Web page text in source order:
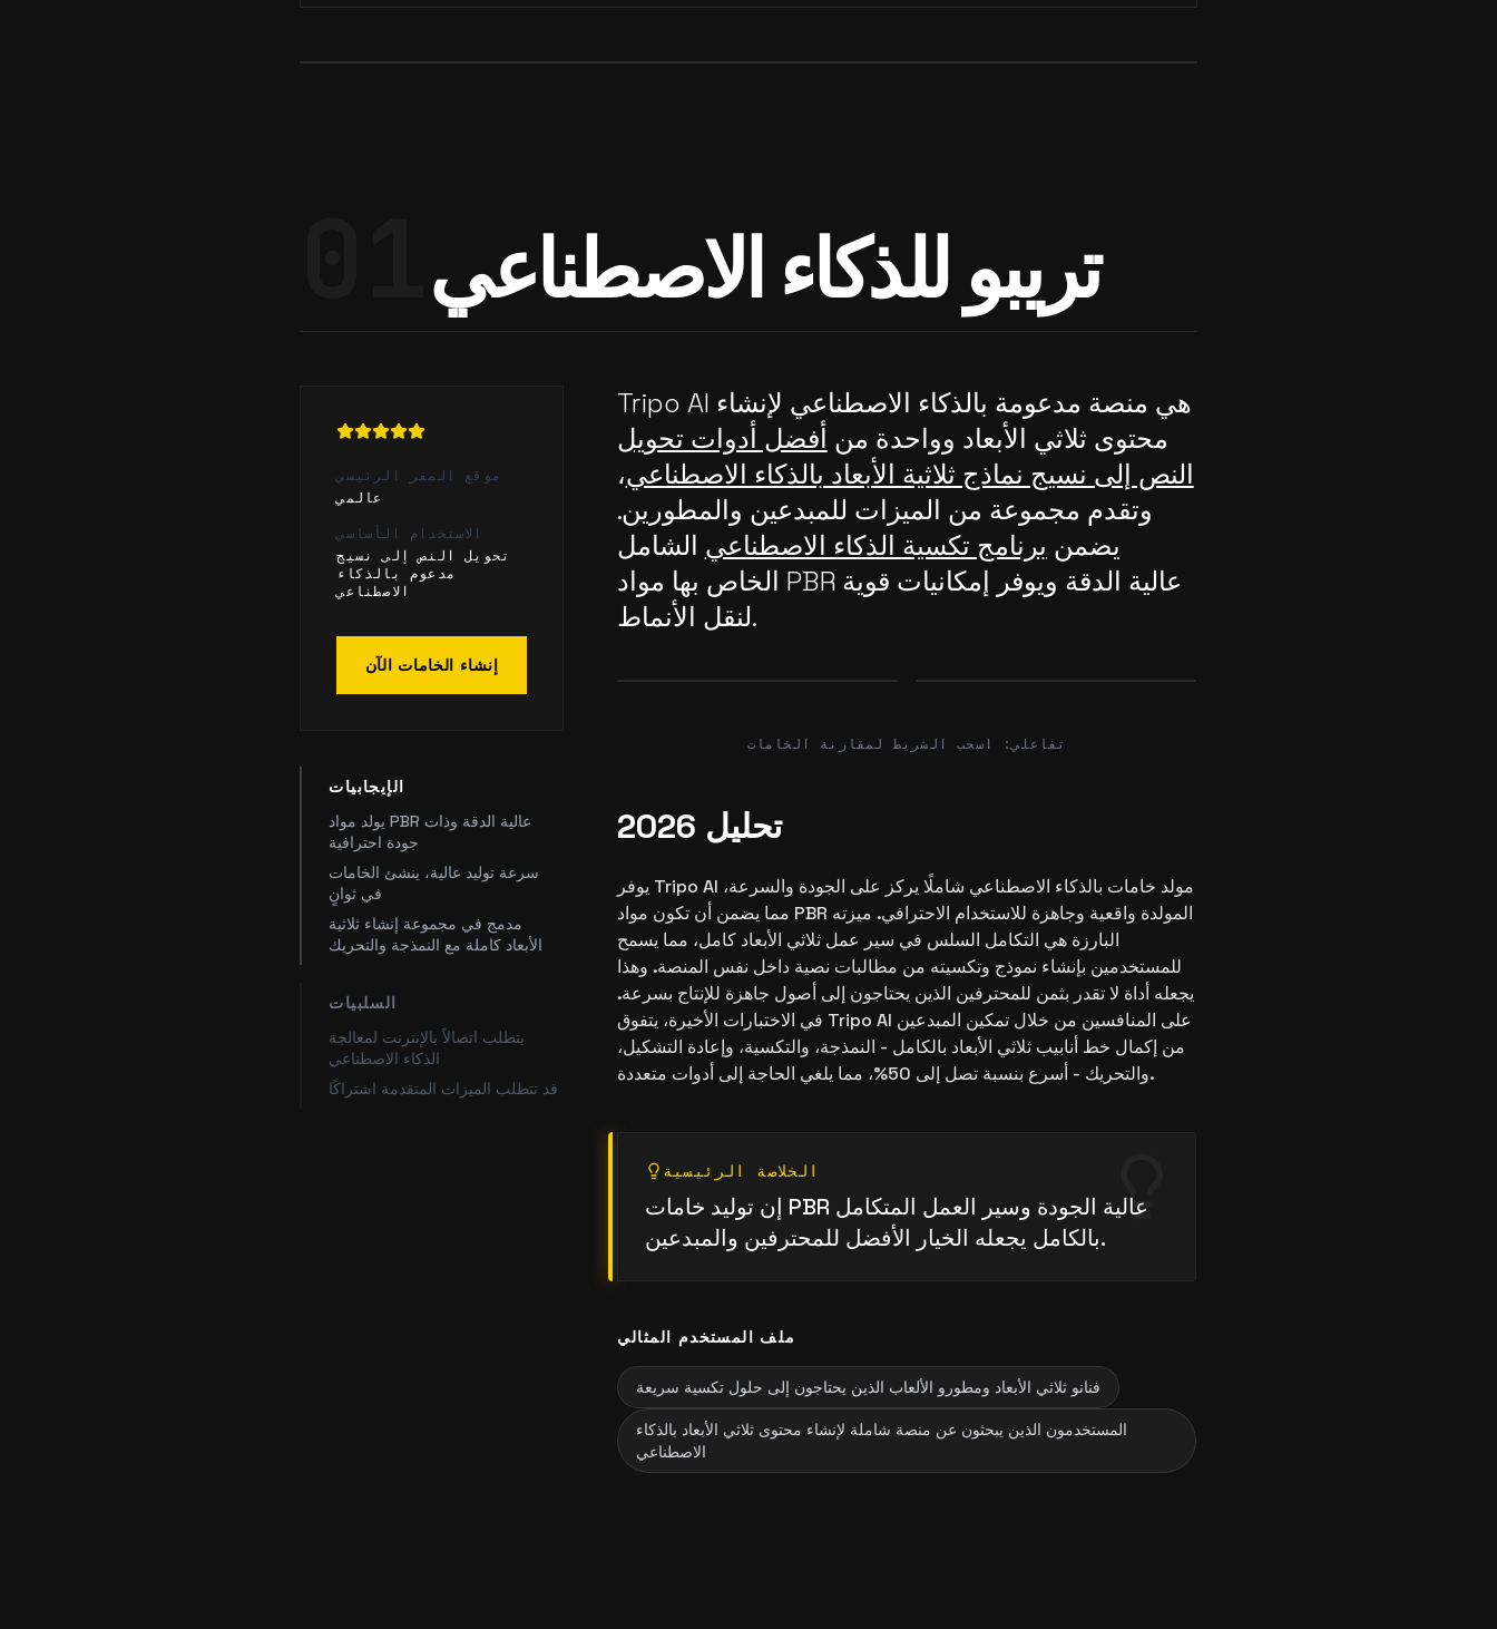
تريبو للذكاء الاصطناعي
موقع المقر الرئيسي
عالمي
الاستخدام الأساسي
تحويل النص إلى نسيج
مدعوم بالذكاء
الاصطناعي
إنشاء الخامات الآن
الإيجابيات
يولد مواد PBR عالية الدقة وذات
جودة احترافية
سرعة توليد عالية، ينشئ الخامات
في ثوانٍ
مدمج في مجموعة إنشاء ثلاثية
الأبعاد كاملة مع النمذجة والتحريك
السلبيات
يتطلب اتصالاً بالإنترنت لمعالجة
الذكاء الاصطناعي
قد تتطلب الميزات المتقدمة اشتراكًا
Tripo AI هي منصة مدعومة بالذكاء الاصطناعي لإنشاء
محتوى ثلاثي الأبعاد وواحدة من أفضل أدوات تحويل
النص إلى نسيج نماذج ثلاثية الأبعاد بالذكاء الاصطناعي،
وتقدم مجموعة من الميزات للمبدعين والمطورين.
يضمن برنامج تكسية الذكاء الاصطناعي الشامل
الخاص بها مواد PBR عالية الدقة ويوفر إمكانيات قوية
لنقل الأنماط.
تفاعلي: اسحب الشريط لمقارنة الخامات
تحليل 2026
يوفر Tripo AI مولد خامات بالذكاء الاصطناعي شاملًا يركز على الجودة والسرعة،
مما يضمن أن تكون مواد PBR المولدة واقعية وجاهزة للاستخدام الاحترافي. ميزته
البارزة هي التكامل السلس في سير عمل ثلاثي الأبعاد كامل، مما يسمح
للمستخدمين بإنشاء نموذج وتكسيته من مطالبات نصية داخل نفس المنصة. وهذا
يجعله أداة لا تقدر بثمن للمحترفين الذين يحتاجون إلى أصول جاهزة للإنتاج بسرعة.
في الاختبارات الأخيرة، يتفوق Tripo AI على المنافسين من خلال تمكين المبدعين
من إكمال خط أنابيب ثلاثي الأبعاد بالكامل - النمذجة، والتكسية، وإعادة التشكيل،
والتحريك - أسرع بنسبة تصل إلى 50%، مما يلغي الحاجة إلى أدوات متعددة.
الخلاصة الرئيسية
إن توليد خامات PBR عالية الجودة وسير العمل المتكامل
بالكامل يجعله الخيار الأفضل للمحترفين والمبدعين.
ملف المستخدم المثالي
فنانو ثلاثي الأبعاد ومطورو الألعاب الذين يحتاجون إلى حلول تكسية سريعة
المستخدمون الذين يبحثون عن منصة شاملة لإنشاء محتوى ثلاثي الأبعاد بالذكاء
الاصطناعي